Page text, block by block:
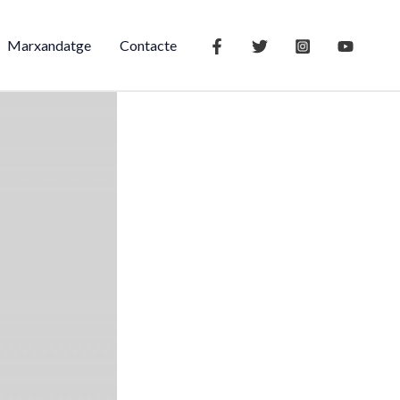
Marxandatge Contacte